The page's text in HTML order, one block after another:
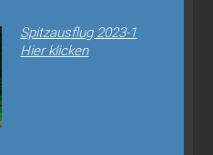
Spitzausflug 2023-1
Hier klicken